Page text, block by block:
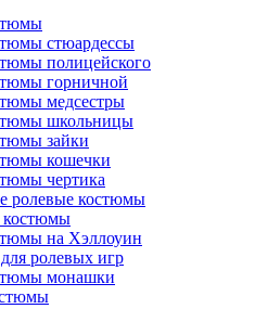
стюардессы
полицейского
горничной
медсестры
школьницы
зайки
кошечки
чертика
ролевые костюмы
костюмы
на Хэллоуин
ролевых игр
монашки